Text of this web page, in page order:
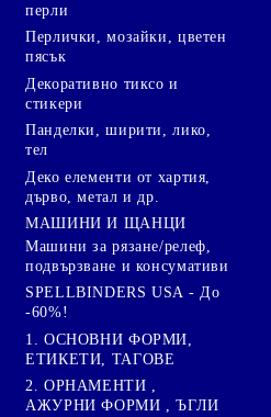
перли
Перлички, мозайки, цветен
пясък
Декоративно тиксо и
стикери
Панделки, ширити, лико,
тел
Деко елементи от хартия,
дърво, метал и др.
МАШИНИ И ЩАНЦИ
Машини за рязане/релеф,
подвързване и консумативи
SPELLBINDERS USA - До
-60%!
1. ОСНОВНИ ФОРМИ,
ЕТИКЕТИ, ТАГОВЕ
2. ОРНАМЕНТИ ,
АЖУРНИ ФОРМИ , ЪГЛИ